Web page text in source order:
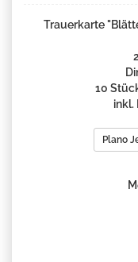
Trauerkarte
10
inkl.
Plano